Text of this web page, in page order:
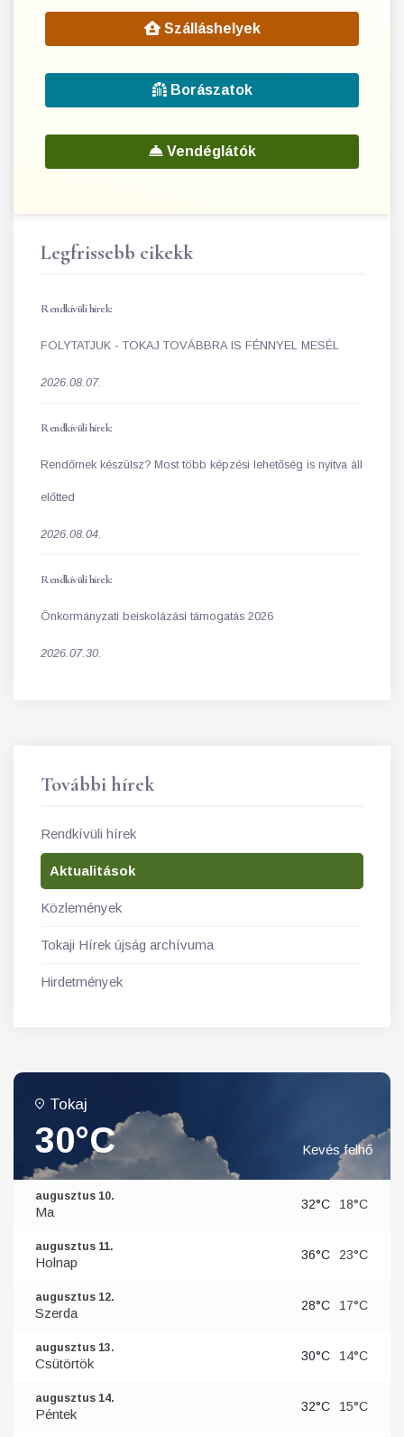
Szálláshelyek
Borászatok
Vendéglátók
Legfrissebb cikekk
Rendkívüli hírek:
FOLYTATJUK - TOKAJ TOVÁBBRA IS FÉNNYEL MESÉL
2026.08.07.
Rendkívüli hírek:
Rendőrnek készülsz? Most több képzési lehetőség is nyitva áll
előtted
2026.08.04.
Rendkívüli hírek:
Önkormányzati beiskolázási támogatás 2026
2026.07.30.
További hírek
Rendkívüli hírek
Aktualitások
Közlemények
Tokaji Hírek újság archívuma
Hirdetmények
Tokaj
30°C Kevés felhő
augusztus 10.
Ma 32°C 18°C
augusztus 11.
Holnap 36°C 23°C
augusztus 12.
Szerda 28°C 17°C
augusztus 13.
Csütörtök 30°C 14°C
augusztus 14.
Péntek 32°C 15°C